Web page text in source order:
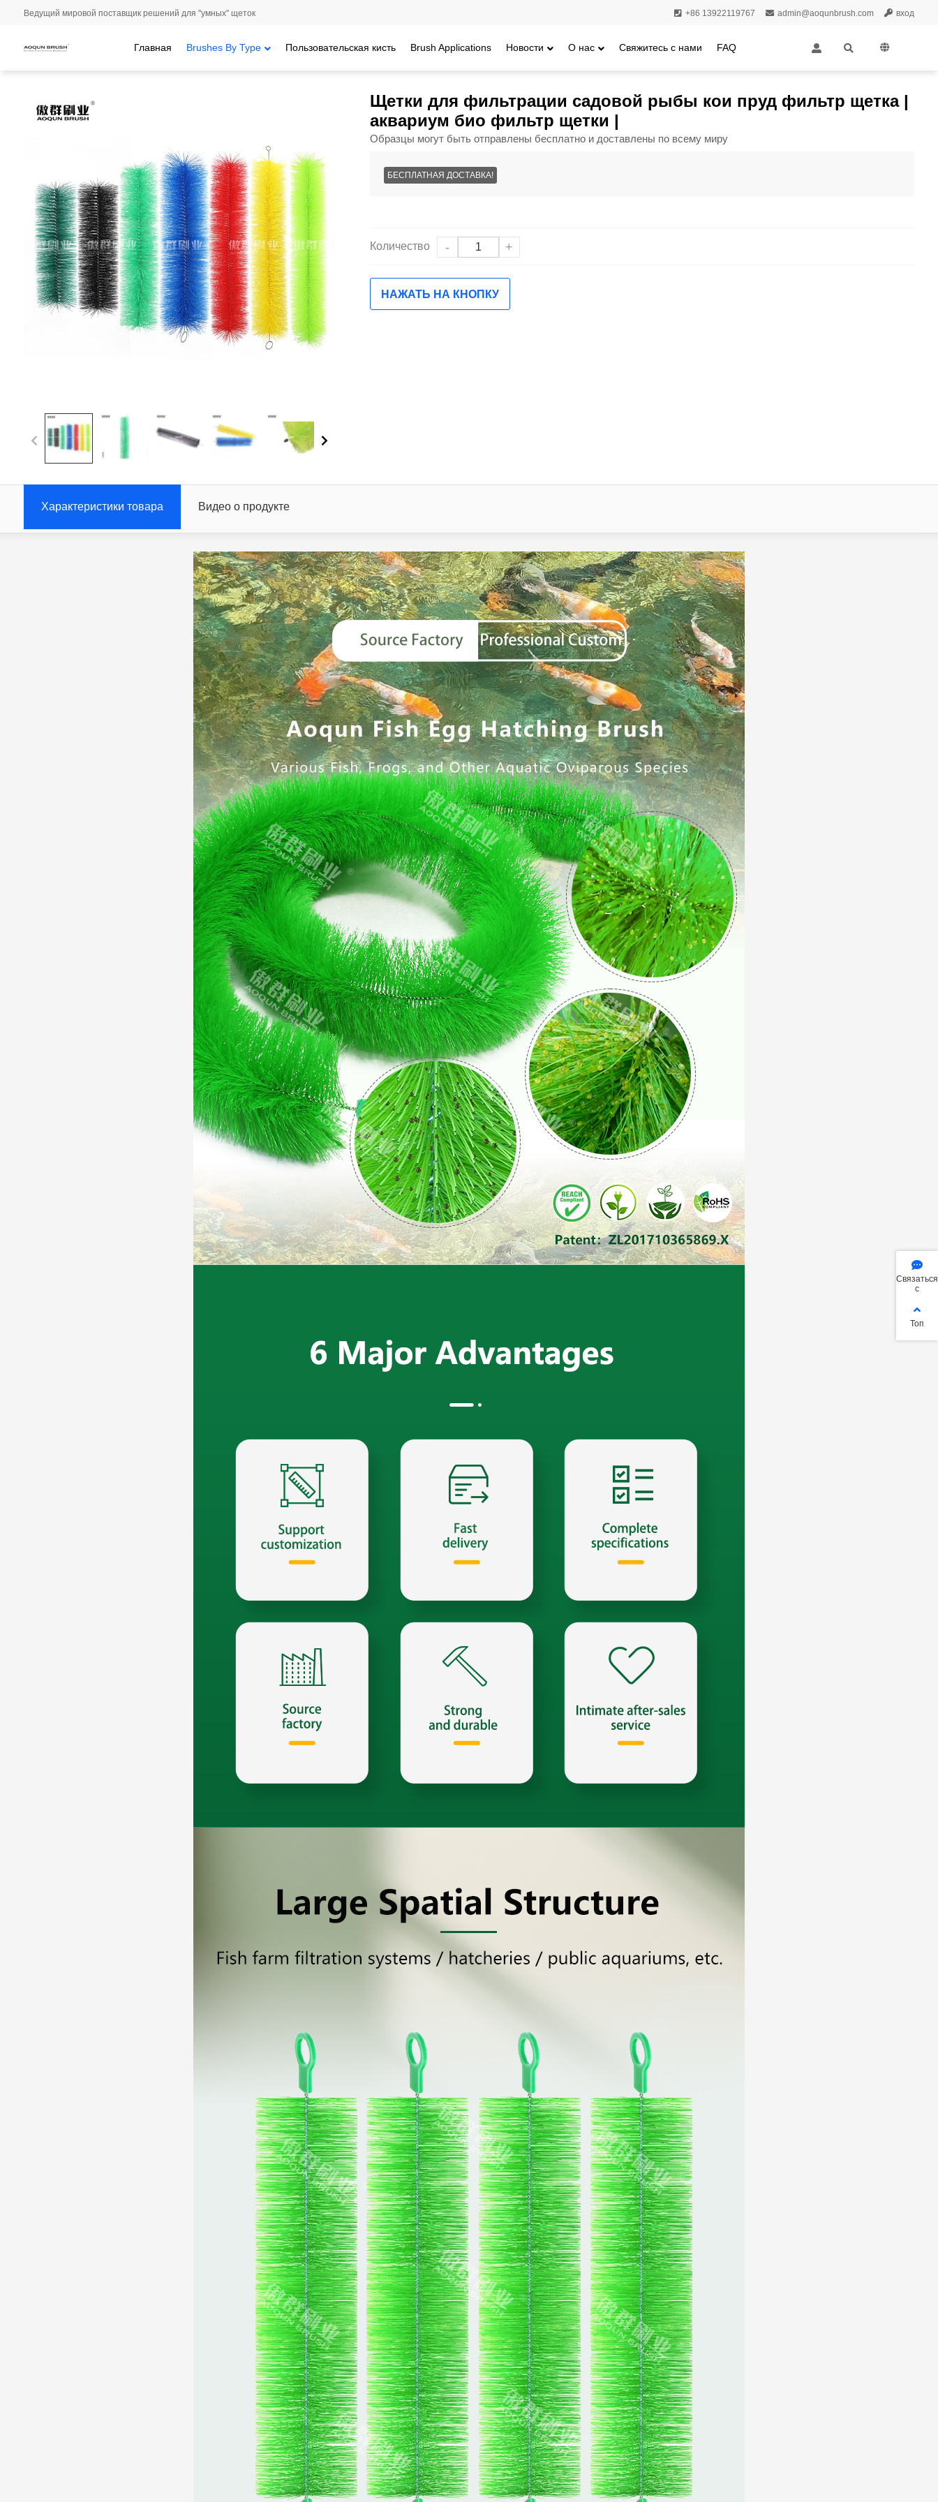
Ведущий мировой поставщик решений для "умных" щеток +86 13922119767 admin@aoqunbrush.com вход
Главная Brushes By Type Пользовательская кисть Brush Applications Новости О нас Свяжитесь с нами
FAQ
Щетки для фильтрации садовой рыбы кои пруд фильтр щетка |
аквариум био фильтр щетки |
Образцы могут быть отправлены бесплатно и доставлены по всему миру
БЕСПЛАТНАЯ ДОСТАВКА!
Количество - +
НАЖАТЬ НА КНОПКУ
Характеристики товара Видео о продукте
Связаться
с
Топ